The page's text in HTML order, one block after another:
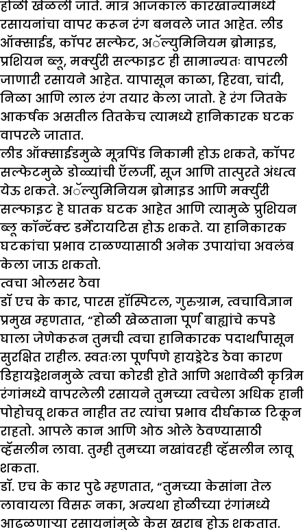
होळी खेळली जाते. मात्र आजकाल कारखान्यांमध्ये
रसायनांचा वापर करून रंग बनवले जात आहेत. लीड
ऑक्साईड, कॉपर सल्फेट, अॅल्युमिनियम ब्रोमाइड,
प्रशियन ब्लू, मर्क्युरी सल्फाइट ही सामान्यतः वापरली
जाणारी रसायने आहेत. यापासून काळा, हिरवा, चांदी,
निळा आणि लाल रंग तयार केला जातो. हे रंग जितके
आकर्षक असतील तितकेच त्यामध्ये हानिकारक घटक
वापरले जातात.
लीड ऑक्साईडमुळे मूत्रपिंड निकामी होऊ शकते, कॉपर
सल्फेटमुळे डोळ्यांची ऍलर्जी, सूज आणि तात्पुरते अंधत्व
येऊ शकते. अॅल्युमिनियम ब्रोमाइड आणि मर्क्युरी
सल्फाइट हे घातक घटक आहेत आणि त्यामुळे प्रुशियन
ब्लू कॉन्टॅक्ट डर्मेटायटिस होऊ शकते. या हानिकारक
घटकांचा प्रभाव टाळण्यासाठी अनेक उपायांचा अवलंब
केला जाऊ शकतो.
त्वचा ओलसर ठेवा
डॉ एच के कार, पारस हॉस्पिटल, गुरुग्राम, त्वचाविज्ञान
प्रमुख म्हणतात, “होळी खेळताना पूर्ण बाह्यांचे कपडे
घाला जेणेकरून तुमची त्वचा हानिकारक पदार्थांपासून
सुरक्षित राहील. स्वतःला पूर्णपणे हायड्रेटेड ठेवा कारण
डिहायड्रेशनमुळे त्वचा कोरडी होते आणि अशावेळी कृत्रिम
रंगांमध्ये वापरलेली रसायने तुमच्या त्वचेला अधिक हानी
पोहोचवू शकत नाहीत तर त्यांचा प्रभाव दीर्घकाळ टिकून
राहतो. आपले कान आणि ओठ ओले ठेवण्यासाठी
व्हॅसलीन लावा. तुम्ही तुमच्या नखांवरही व्हॅसलीन लावू
शकता.
डॉ. एच के कार पुढे म्हणतात, “तुमच्या केसांना तेल
लावायला विसरू नका, अन्यथा होळीच्या रंगांमध्ये
आढळणाऱ्या रसायनांमुळे केस खराब होऊ शकतात.